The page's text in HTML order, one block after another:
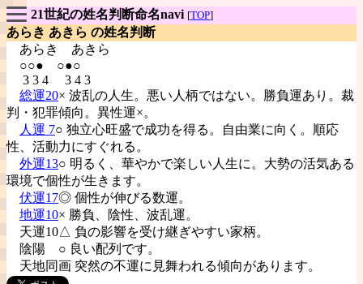
21世紀の姓名判断命名navi [TOP]
あらき あきら の姓名判断
あらき あきら
○○● ○●○
3 3 4 3 4 3
総運20× 波乱の人生。悪い人柄ではない。勝負運あり。裁
判・犯罪傾向。異性運×。
人運 7○ 独立心旺盛で成功を得る。自由業に向く。順応
性、活動力にすぐれる。
外運13○ 明るく、華やかで楽しい人生に。大勢の活気ある
環境で個性が生きます。
伏運17◎ 個性が伸びる数運。
地運10× 勝負、陰性、波乱運。
天運10△ 負の影響を受け継ぎやすい家柄。
陰陽 ○ 良い配列です。
天地同画 突然の不運に見舞われる傾向があります。